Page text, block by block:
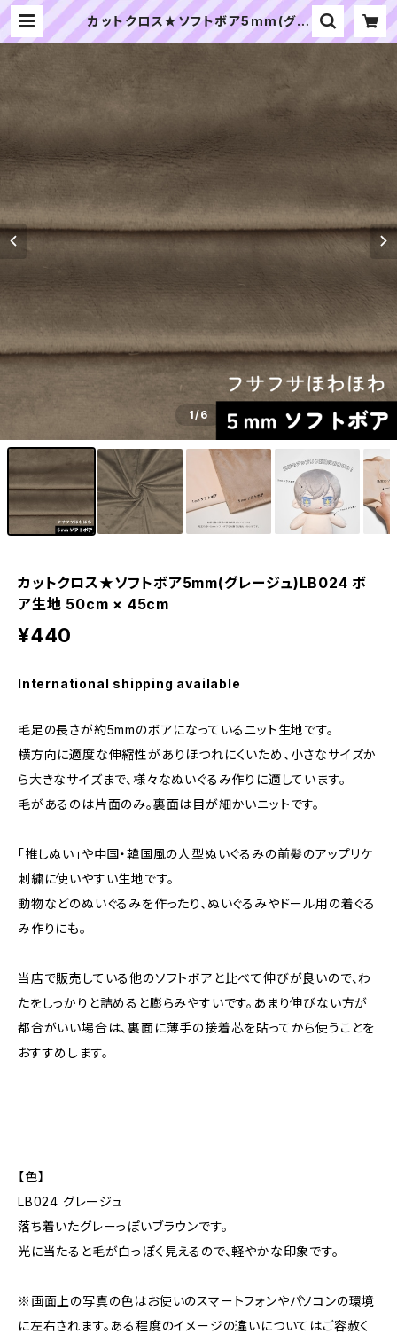
カットクロス★ソフトボア5mm(グレ
ージュ)LB024 ボア生地 50cm × 4
5cm | ぬいぐるみの生地やさん｜「ぬ
1/6
カットクロス★ソフトボア5mm(グレージュ)LB024 ボ
ア生地 50cm × 45cm
¥440
International shipping available
毛足の長さが約5mmのボアになっているニット生地です。
横方向に適度な伸縮性がありほつれにくいため、小さなサイズか
ら大きなサイズまで、様々なぬいぐるみ作りに適しています。
毛があるのは片面のみ。裏面は目が細かいニットです。
「推しぬい」や中国・韓国風の人型ぬいぐるみの前髪のアップリケ
刺繍に使いやすい生地です。
動物などのぬいぐるみを作ったり、ぬいぐるみやドール用の着ぐる
み作りにも。
当店で販売している他のソフトボアと比べて伸びが良いので、わ
たをしっかりと詰めると膨らみやすいです。あまり伸びない方が
都合がいい場合は、裏面に薄手の接着芯を貼ってから使うことを
おすすめします。
【色】
LB024 グレージュ
落ち着いたグレーっぽいブラウンです。
光に当たると毛が白っぽく見えるので、軽やかな印象です。
※画面上の写真の色はお使いのスマートフォンやパソコンの環境
に左右されます。ある程度のイメージの違いについてはご容赦く